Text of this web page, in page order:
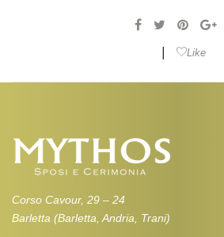
Like
Corso Cavour, 29 – 24
Barletta (Barletta, Andria, Trani)